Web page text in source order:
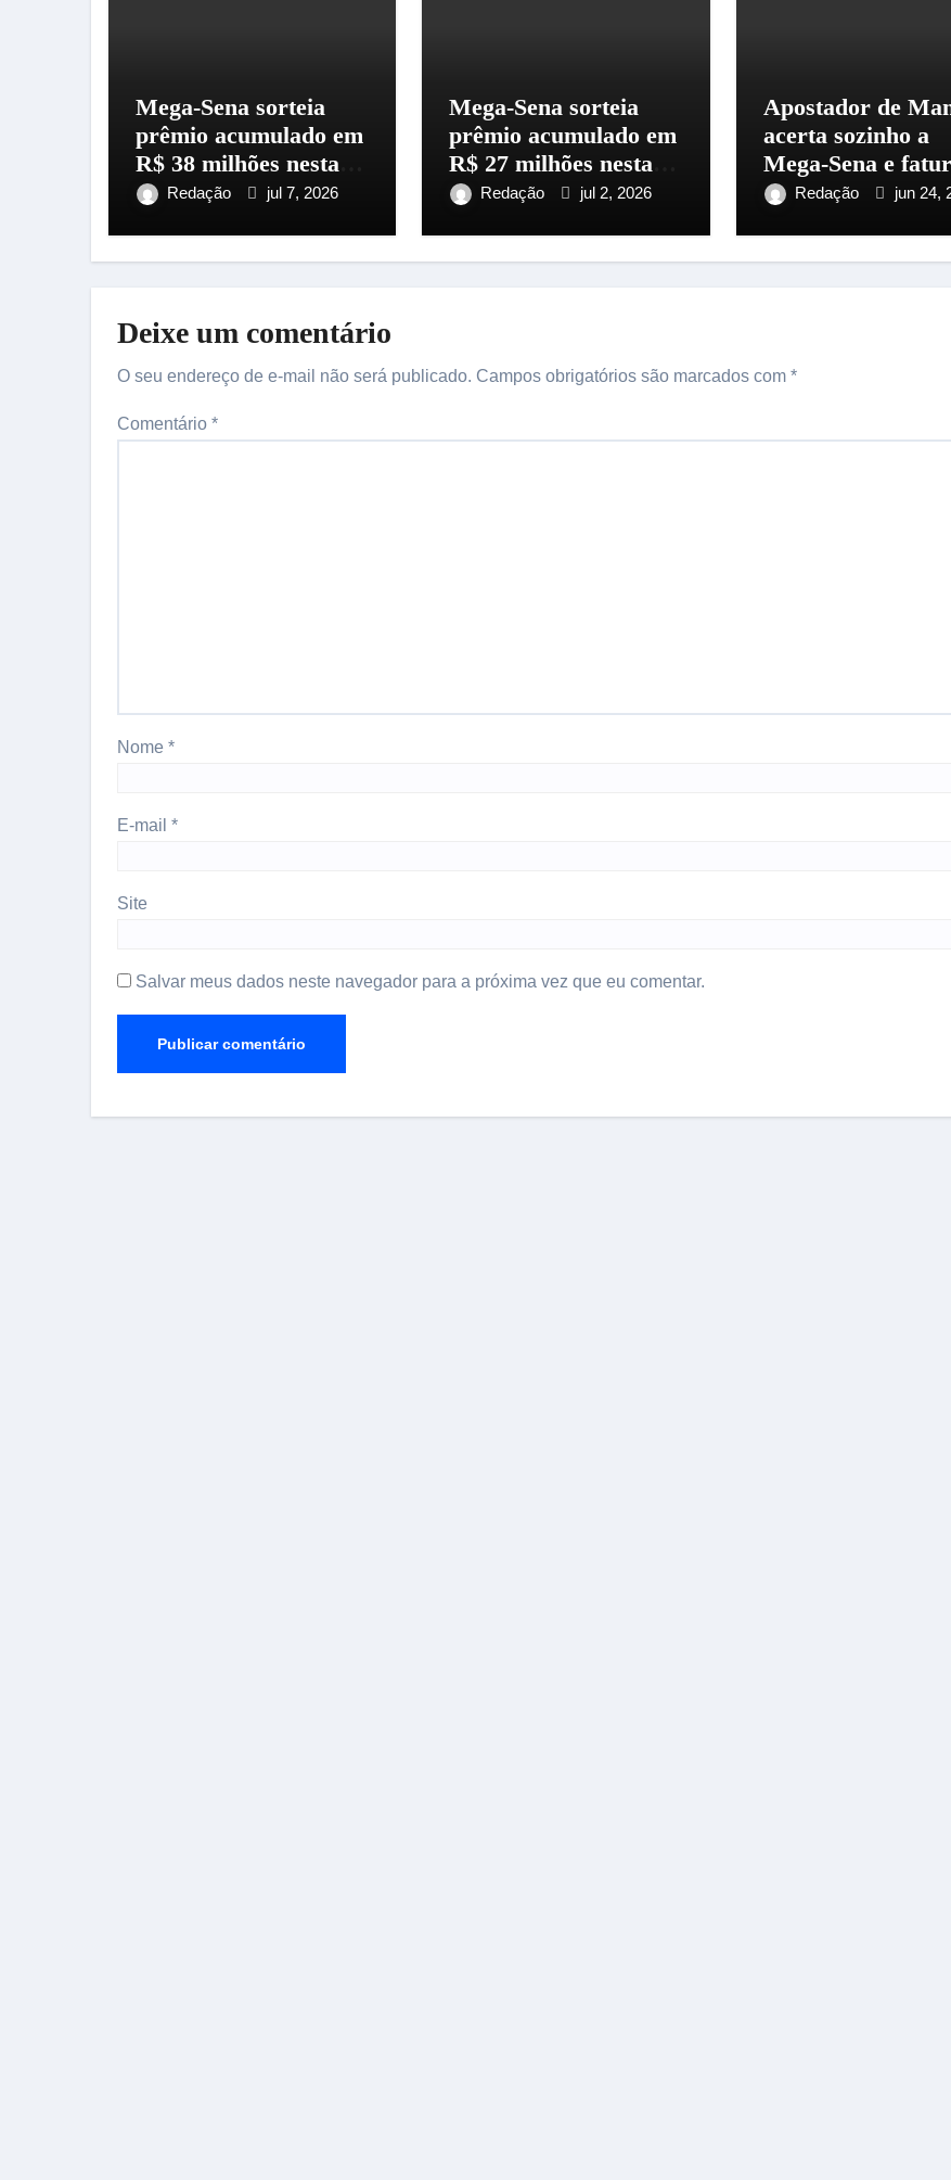
Mega-Sena sorteia
prêmio acumulado em
R$ 38 milhões nesta
terça-feira
Redação jul 7, 2026
Mega-Sena sorteia
prêmio acumulado em
R$ 27 milhões nesta
quinta-feira
Redação jul 2, 2026
Apostador de
acerta sozinho a
Mega-Sena e
R$ 2,8 milhões
Redação jun 24,
Deixe um comentário
O seu endereço de e-mail não será publicado. Campos obrigatórios são marcados com *
Comentário *
Nome *
E-mail *
Site
Salvar meus dados neste navegador para a próxima vez que eu comentar.